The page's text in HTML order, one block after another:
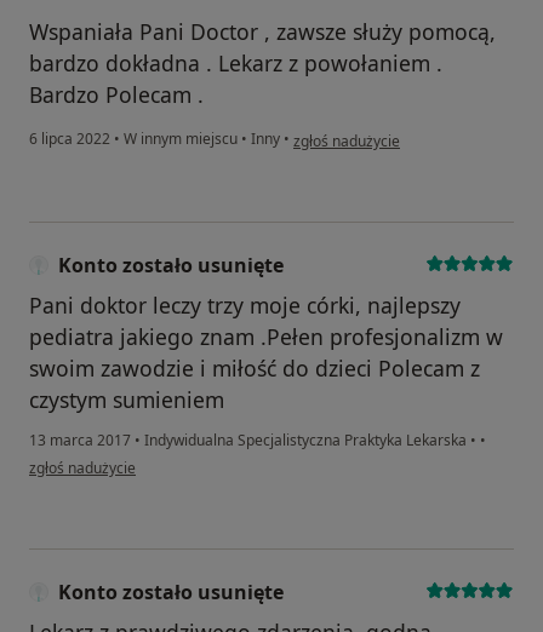
Wspaniała Pani Doctor , zawsze służy pomocą,
bardzo dokładna . Lekarz z powołaniem .
Bardzo Polecam .
6 lipca 2022 • W innym miejscu • Inny • w opinii użytkownika Ola
zgłoś nadużycie
Konto zostało usunięte
Pani doktor leczy trzy moje córki, najlepszy
pediatra jakiego znam .Pełen profesjonalizm w
swoim zawodzie i miłość do dzieci Polecam z
czystym sumieniem
13 marca 2017 • Indywidualna Specjalistyczna Praktyka Lekarska • •
w opinii użytkownika Konto zostało usunięte
zgłoś nadużycie
Konto zostało usunięte